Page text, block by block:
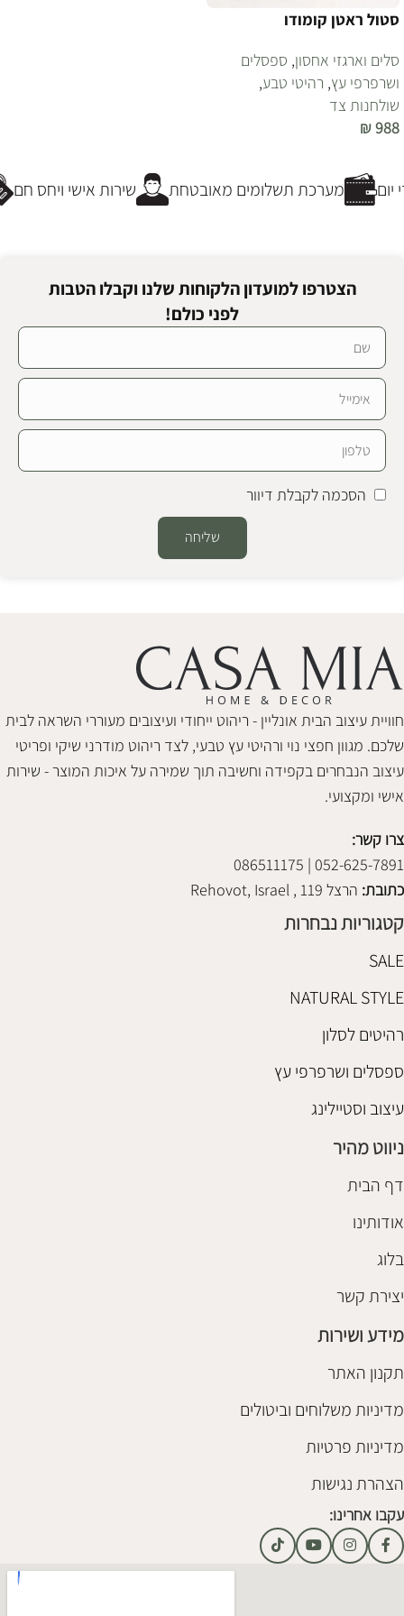
סטול ראטן קומודו
סלים וארגזי אחסון, ספסלים
ושרפרפי עץ, רהיטי טבע,
שולחנות צד
₪988
שירות אישי ויחס חם מערכת תשלומים מאובטחת
הצטרפו למועדון הלקוחות שלנו וקבלו הטבות
לפני כולם!
הסכמה לקבלת דיוור
שליחה
חוויית עיצוב הבית אונליין - ריהוט ייחודי ועיצובים מעוררי השראה לבית
שלכם. מגוון חפצי נוי ורהיטי עץ טבעי, לצד ריהוט מודרני שיקי ופריטי
עיצוב הנבחרים בקפידה וחשיבה תוך שמירה על איכות המוצר - שירות
אישי ומקצועי.
צרו קשר:
052-625-7891 | 086511175
כתובת: הרצל 119 , Rehovot, Israel
קטגוריות נבחרות
SALE
NATURAL STYLE
רהיטים לסלון
ספסלים ושרפרפי עץ
עיצוב וסטיילינג
ניווט מהיר
דף הבית
אודותינו
בלוג
יצירת קשר
מידע ושירות
תקנון האתר
מדיניות משלוחים וביטולים
מדיניות פרטיות
הצהרת נגישות
עקבו אחרינו: